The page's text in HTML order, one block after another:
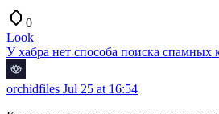
0
Look
У хабра нет способа поиска спамных
orchidfiles Jul 25 at 16:54